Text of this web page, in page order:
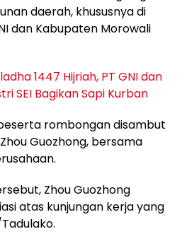
daerah, khususnya di
dan Kabupaten Morowali
1447 Hijriah, PT GNI dan
SEI Bagikan Sapi Kurban
rombongan disambut
Guozhong, bersama
Zhou Guozhong
atas kunjungan kerja yang